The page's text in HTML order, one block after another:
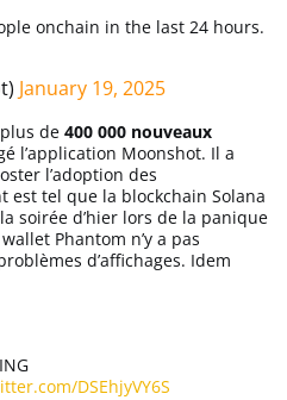
onchain in the last 24 hours.
January 19, 2025
de 400 000 nouveaux
l’application Moonshot. Il a
l’adoption des
est tel que la blockchain Solana
soirée d’hier lors de la panique
Phantom n’y a pas
d’affichages. Idem
DSEhjyVY6S